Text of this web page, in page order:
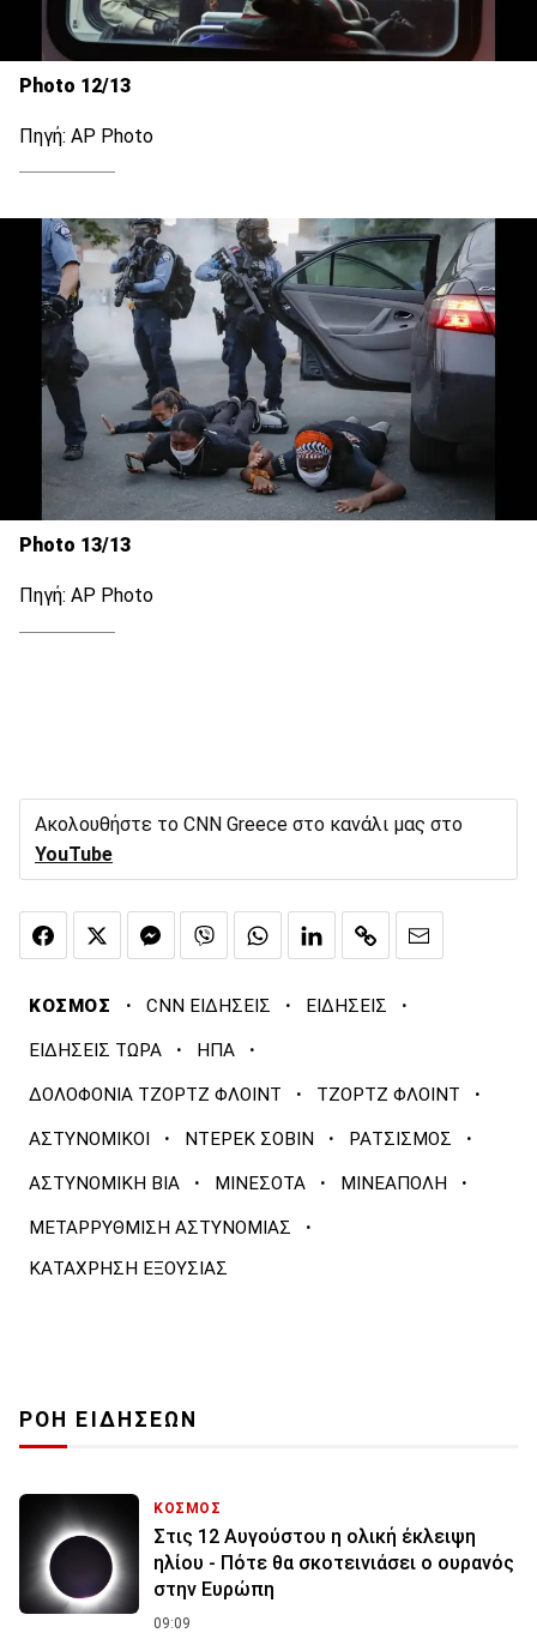
Photo 12/13
Πηγή: AP Photo
Photo 13/13
Πηγή: AP Photo
Ακολουθήστε το CNN Greece στο κανάλι μας στο
YouTube
ΚΟΣΜΟΣ · CNN ΕΙΔΗΣΕΙΣ · ΕΙΔΗΣΕΙΣ ·
ΕΙΔΗΣΕΙΣ ΤΩΡΑ · ΗΠΑ ·
ΔΟΛΟΦΟΝΙΑ ΤΖΟΡΤΖ ΦΛΟΙΝΤ · ΤΖΟΡΤΖ ΦΛΟΙΝΤ ·
ΑΣΤΥΝΟΜΙΚΟΙ · ΝΤΕΡΕΚ ΣΟΒΙΝ · ΡΑΤΣΙΣΜΟΣ ·
ΑΣΤΥΝΟΜΙΚΗ ΒΙΑ · ΜΙΝΕΣΟΤΑ · ΜΙΝΕΑΠΟΛΗ ·
ΜΕΤΑΡΡΥΘΜΙΣΗ ΑΣΤΥΝΟΜΙΑΣ ·
ΚΑΤΑΧΡΗΣΗ ΕΞΟΥΣΙΑΣ
ΡΟΗ ΕΙΔΗΣΕΩΝ
ΚΟΣΜΟΣ
Στις 12 Αυγούστου η ολική έκλειψη
ηλίου - Πότε θα σκοτεινιάσει ο ουρανός
στην Ευρώπη
09:09